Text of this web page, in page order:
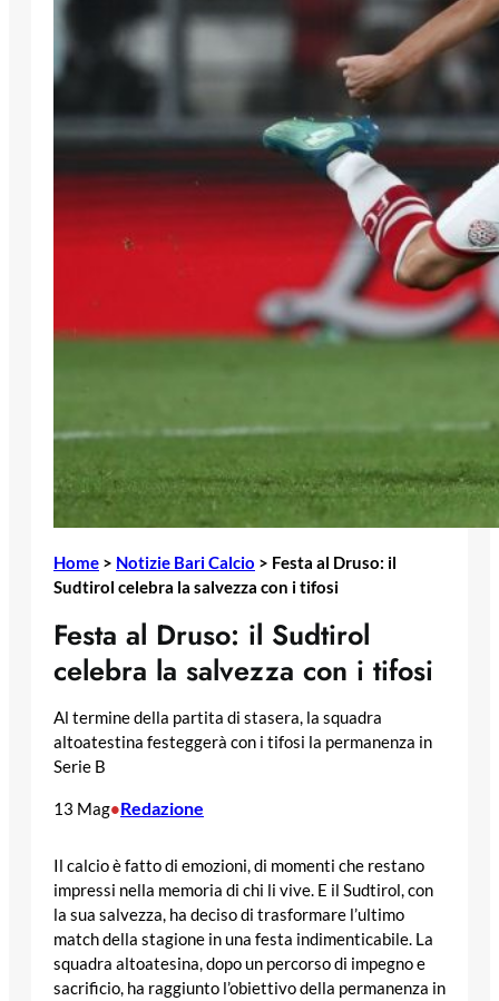
Home > Notizie Bari Calcio > Festa al Druso: il
Sudtirol celebra la salvezza con i tifosi
Festa al Druso: il Sudtirol
celebra la salvezza con i tifosi
Al termine della partita di stasera, la squadra
altoatestina festeggerà con i tifosi la permanenza in
Serie B
13 Mag•Redazione
Il calcio è fatto di emozioni, di momenti che restano
impressi nella memoria di chi li vive. E il Sudtirol, con
la sua salvezza, ha deciso di trasformare l’ultimo
match della stagione in una festa indimenticabile. La
squadra altoatesina, dopo un percorso di impegno e
sacrificio, ha raggiunto l’obiettivo della permanenza in